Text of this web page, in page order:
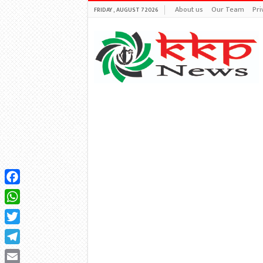
FRIDAY , AUGUST 7 2026 About us Our Team
Facebook
WhatsApp
Twitter
Telegram